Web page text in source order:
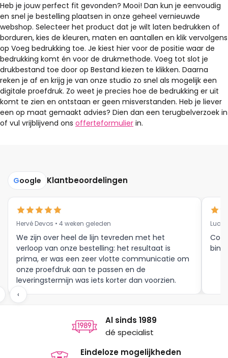
Heb je jouw perfect fit gevonden? Mooi! Dan kun je eenvoudig
en snel je bestelling plaatsen in onze geheel vernieuwde
webshop. Selecteer het product dat je wilt laten bedrukken of
borduren, kies de kleuren, maten en aantallen en klik vervolgens
op Voeg bedrukking toe. Je kiest hier voor de positie waar de
bedrukking komt én voor de drukmethode. Voeg tot slot je
drukbestand toe door op Bestand kiezen te klikken. Daarna
reken je af en krijg je van onze studio zo snel als mogelijk een
digitale proefdruk. Zo weet je precies hoe de bedrukking er uit
komt te zien en ontstaan er geen misverstanden. Heb je liever
een op maat gemaakt advies? Dien dan een terugbelverzoek in
of vul vrijblijvend ons offerteformulier in.
Google Klantbeoordelingen
Hervé Devos • 4 weken geleden
We zijn over heel de lijn tevreden met het
verloop van onze bestelling: het resultaat is
prima, er was een zeer vlotte communicatie om
onze proefdruk aan te passen en de
leveringstermijn was iets korter dan voorzien.
Meer moet dat niet zijn.
Luc
‹
Al sinds 1989
dé specialist
Eindeloze mogelijkheden